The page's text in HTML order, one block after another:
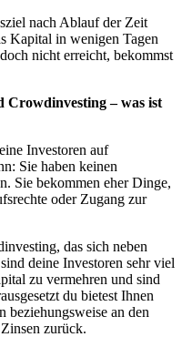
nach Ablauf der Zeit
Kapital in wenigen Tagen
nicht erreicht, bekommst
– was ist
Investoren auf
Sie haben keinen
Sie bekommen eher Dinge,
oder Zugang zur
das sich neben
deine Investoren sehr viel
zu vermehren und sind
du bietest Ihnen
beziehungsweise an den
zurück.